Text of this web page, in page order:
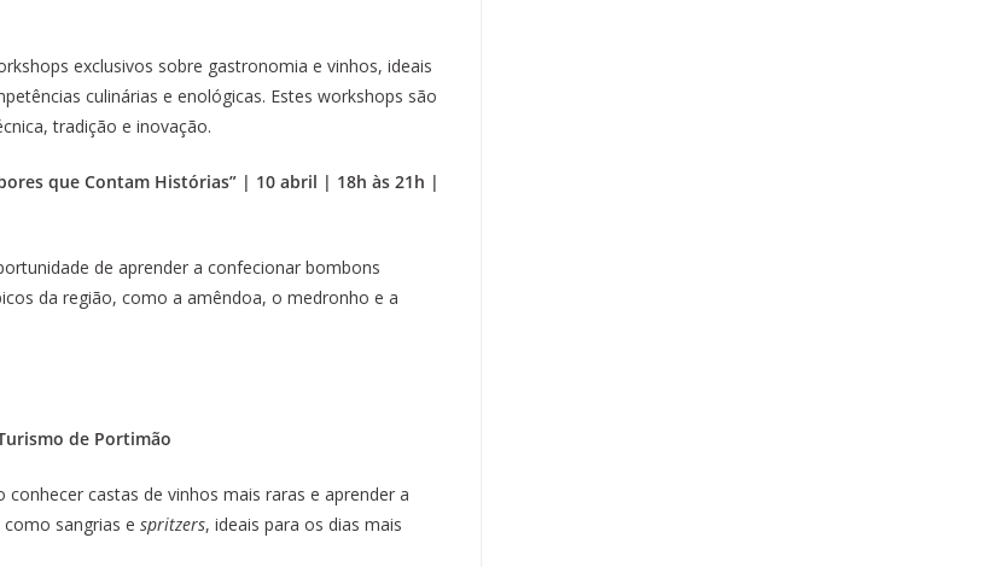
exclusivos sobre gastronomia e vinhos, ideais
culinárias e enológicas. Estes workshops são
tradição e inovação.
que Contam Histórias” | 10 abril | 18h às 21h |
de aprender a confecionar bombons
da região, como a amêndoa, o medronho e a
de Portimão
castas de vinhos mais raras e aprender a
sangrias e spritzers, ideais para os dias mais